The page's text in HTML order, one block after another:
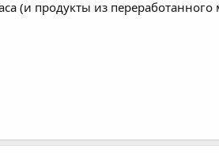
(и продукты из